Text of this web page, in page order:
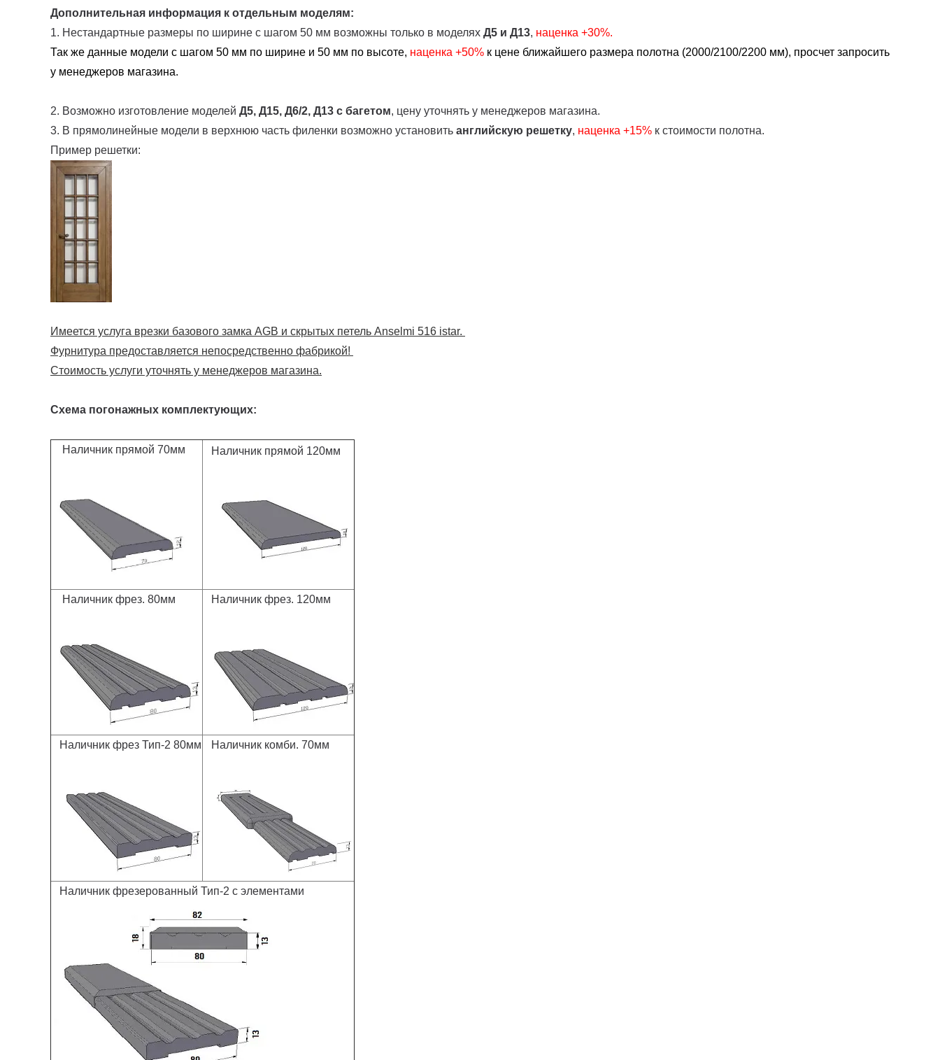
Дополнительная информация к отдельным моделям:
1. Нестандартные размеры по ширине с шагом 50 мм возможны только в моделях Д5 и Д13, наценка +30%.
Так же данные модели с шагом 50 мм по ширине и 50 мм по высоте, наценка +50% к цене ближайшего размера полотна (2000/2100/2200 мм), просчет запросить
у менеджеров магазина.
2. Возможно изготовление моделей Д5, Д15, Д6/2, Д13 с багетом, цену уточнять у менеджеров магазина.
3. В прямолинейные модели в верхнюю часть филенки возможно установить английскую решетку, наценка +15% к стоимости полотна.
Пример решетки:
Имеется услуга врезки базового замка AGB и скрытых петель Anselmi 516 istar.
Фурнитура предоставляется непосредственно фабрикой!
Стоимость услуги уточнять у менеджеров магазина.
Схема погонажных комплектующих:
Наличник прямой 70мм Наличник прямой 120мм
Наличник фрез. 80мм Наличник фрез. 120мм
Наличник фрез Тип-2 80мм Наличник комби. 70мм
Наличник фрезерованный Тип-2 с элементами